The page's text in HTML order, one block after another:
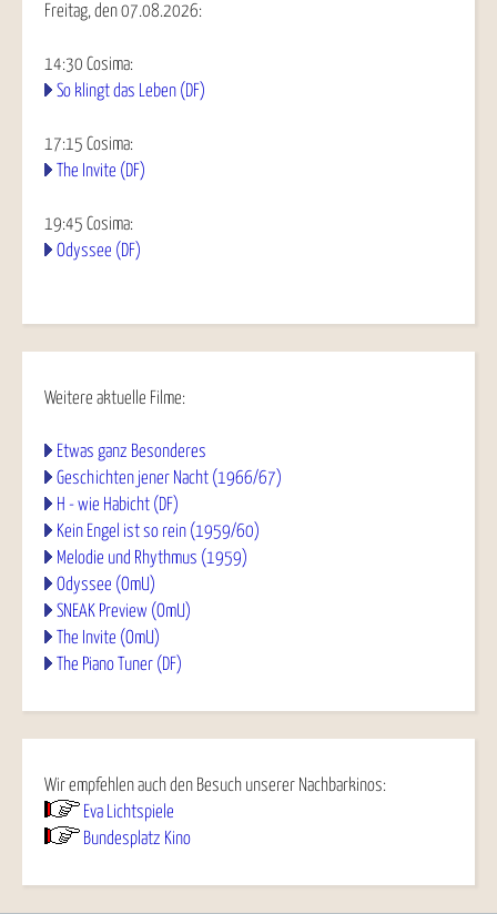
Freitag, den 07.08.2026:
14:30 Cosima:
So klingt das Leben (DF)
17:15 Cosima:
The Invite (DF)
19:45 Cosima:
Odyssee (DF)
Weitere aktuelle Filme:
Etwas ganz Besonderes
Geschichten jener Nacht (1966/67)
H - wie Habicht (DF)
Kein Engel ist so rein (1959/60)
Melodie und Rhythmus (1959)
Odyssee (OmU)
SNEAK Preview (OmU)
The Invite (OmU)
The Piano Tuner (DF)
Wir empfehlen auch den Besuch unserer Nachbarkinos:
Eva Lichtspiele
Bundesplatz Kino